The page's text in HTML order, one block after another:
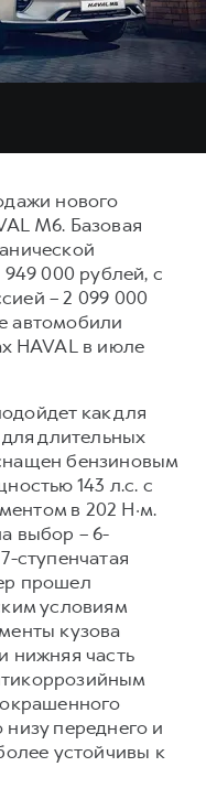
нового
M6. Базовая
000 рублей, с
– 2 099 000
автомобили
HAVAL в июле
как для
длительных
бензиновым
143 л.с. с
в 202 Н·м.
выбор – 6-
ступенчатая
прошел
условиям
кузова
нижняя часть
переднего и
устойчивы к